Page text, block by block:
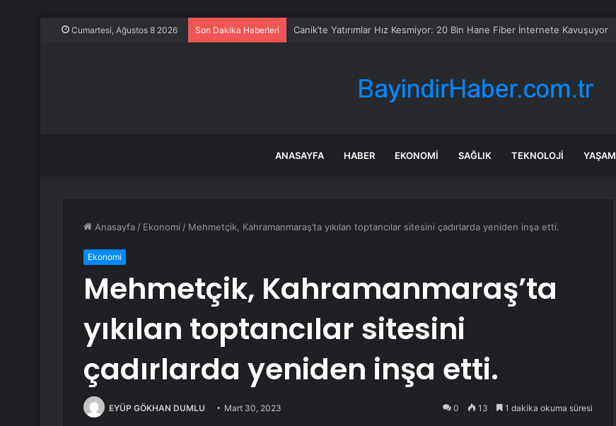
Cumartesi, Ağustos 8 2026 Son Dakika Haberleri Canik’te Yatırımlar Hız Kesmiyor: 20 Bin Hane Fiber İnternete Kavuşuyor
ANASAYFA HABER EKONOMI SAĞLIK TEKNOLOJI YAŞAM
Anasayfa / Ekonomi / Mehmetçik, Kahramanmaraş’ta yıkılan toptancılar sitesini çadırlarda yeniden inşa etti.
Ekonomi
Mehmetçik, Kahramanmaraş’ta
yıkılan toptancılar sitesini
çadırlarda yeniden inşa etti.
EYÜP GÖKHAN DUMLU Mart 30, 2023 0 13 1 dakika okuma süresi